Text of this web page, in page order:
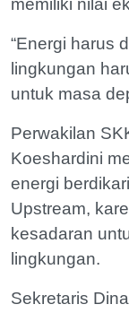
memiliki nilai
“Energi harus
lingkungan
untuk masa
Perwakilan
Koeshardini
energi
Upstream,
kesadaran
lingkungan.
Sekretaris